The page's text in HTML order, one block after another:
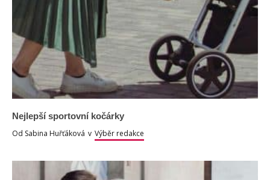
Nejlepší sportovní kočárky
Od Sabina Huřťáková v Výběr redakce